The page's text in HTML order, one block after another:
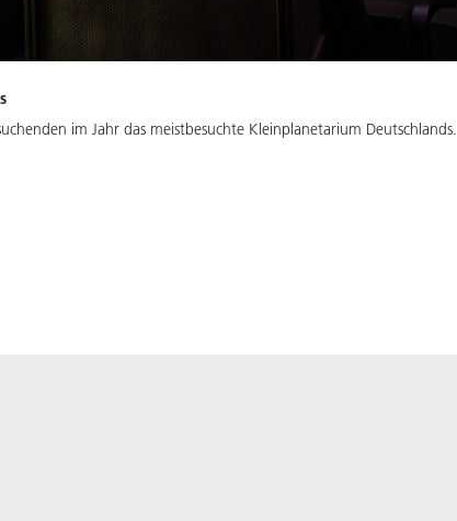
im Jahr das meistbesuchte Kleinplanetarium Deutschlands.